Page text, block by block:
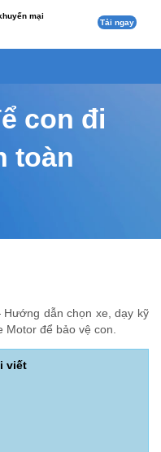
mại
Tải ngay
con đi
toàn
dẫn chọn xe, dạy kỹ
Motor để bảo vệ con.
viết